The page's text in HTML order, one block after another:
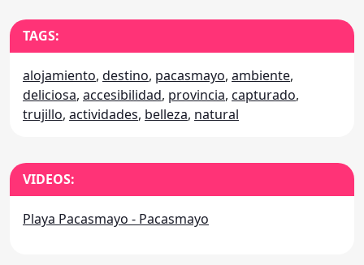
TAGS:
alojamiento, destino, pacasmayo, ambiente,
deliciosa, accesibilidad, provincia, capturado,
trujillo, actividades, belleza, natural
VIDEOS:
Playa Pacasmayo - Pacasmayo